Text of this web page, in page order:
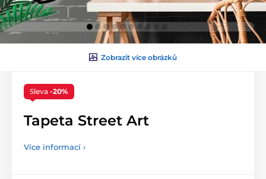
Zobrazit více obrázků
Sleva -20%
Tapeta Street Art
Více informací ›